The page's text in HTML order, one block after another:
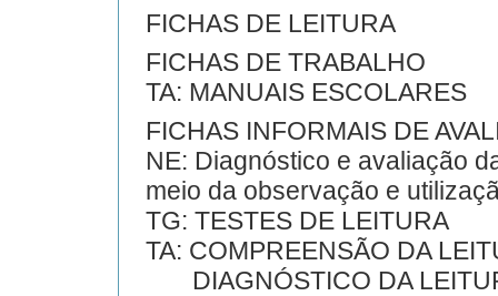
FICHAS DE LEITURA
FICHAS DE TRABALHO
TA: MANUAIS ESCOLARES
FICHAS INFORMAIS DE
NE: Diagnóstico e avaliação
meio da observação e
TG: TESTES DE LEITURA
TA: COMPREENSÃO DA
DIAGNÓSTICO DA